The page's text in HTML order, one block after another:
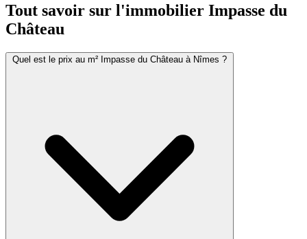
Tout savoir sur l'immobilier Impasse du
Château
Quel est le prix au m² Impasse du Château à Nîmes ?